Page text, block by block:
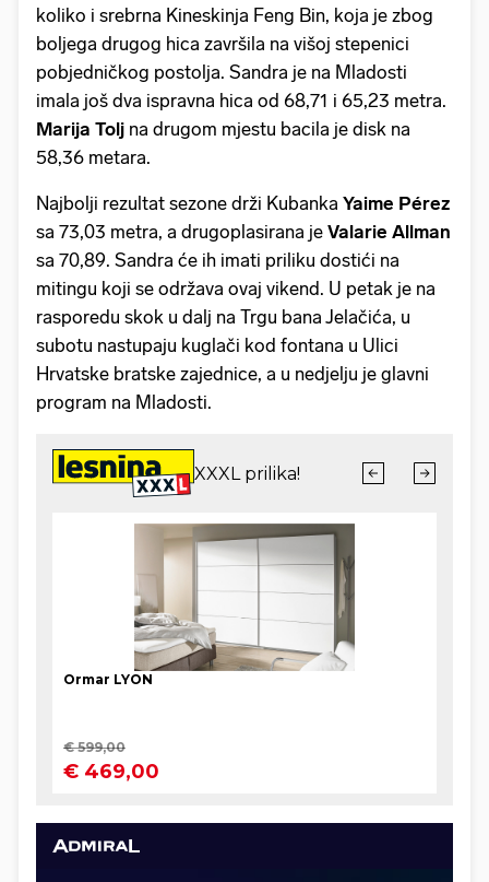
koliko i srebrna Kineskinja Feng Bin, koja je zbog
boljega drugog hica završila na višoj stepenici
pobjedničkog postolja. Sandra je na Mladosti
imala još dva ispravna hica od 68,71 i 65,23 metra.
Marija Tolj na drugom mjestu bacila je disk na
58,36 metara.
Najbolji rezultat sezone drži Kubanka Yaime Pérez
sa 73,03 metra, a drugoplasirana je Valarie Allman
sa 70,89. Sandra će ih imati priliku dostići na
mitingu koji se održava ovaj vikend. U petak je na
rasporedu skok u dalj na Trgu bana Jelačića, u
subotu nastupaju kuglači kod fontana u Ulici
Hrvatske bratske zajednice, a u nedjelju je glavni
program na Mladosti.